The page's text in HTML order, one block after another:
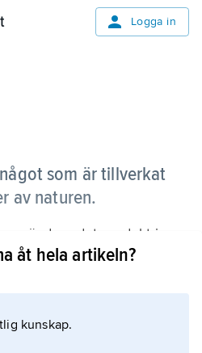
Logga in
som är tillverkat
av naturen.
använda ordet produkt i
mörkerrädsla var en
är
åt hela artikeln?
kunskap.